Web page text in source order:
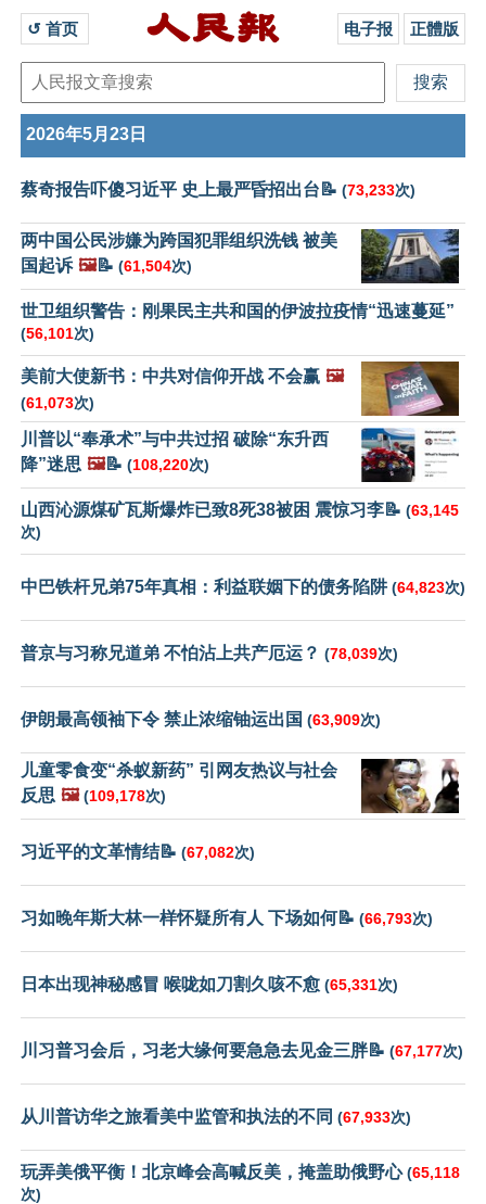
↺ 首页 电子报 正體版
2026年5月23日
蔡奇报告吓傻习近平 史上最严昏招出台📝 (73,233次)
两中国公民涉嫌为跨国犯罪组织洗钱 被美
国起诉 🖼️📝 (61,504次)
世卫组织警告：刚果民主共和国的伊波拉疫情“迅速蔓延”
(56,101次)
美前大使新书：中共对信仰开战 不会赢 🖼️
(61,073次)
川普以“奉承术”与中共过招 破除“东升西
降”迷思 🖼️📝 (108,220次)
山西沁源煤矿瓦斯爆炸已致8死38被困 震惊习李📝 (63,145
次)
中巴铁杆兄弟75年真相：利益联姻下的债务陷阱(64,823次)
普京与习称兄道弟 不怕沾上共产厄运？ (78,039次)
伊朗最高领袖下令 禁止浓缩铀运出国 (63,909次)
儿童零食变“杀蚁新药” 引网友热议与社会
反思 🖼️ (109,178次)
习近平的文革情结📝 (67,082次)
习如晚年斯大林一样怀疑所有人 下场如何📝 (66,793次)
日本出现神秘感冒 喉咙如刀割久咳不愈 (65,331次)
川习普习会后，习老大缘何要急急去见金三胖📝 (67,177次)
从川普访华之旅看美中监管和执法的不同 (67,933次)
玩弄美俄平衡！北京峰会高喊反美，掩盖助俄野心(65,118
次)